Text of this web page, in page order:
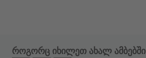
როგორც იხილეთ ახალ ამბებში